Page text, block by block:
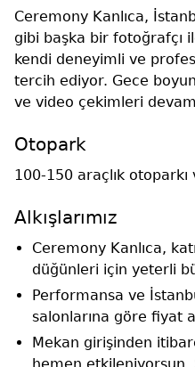
Ceremony Kanlıca,
gibi başka bir fotoğrafçı
kendi deneyimli ve
tercih ediyor. Gece
ve video çekimleri
Otopark
100-150 araçlık
Alkışlarımız
Ceremony Kanlıca,
düğünleri için yeterli
Performansa ve
salonlarına göre fiyat
Mekan girişinden
hemen etkileniyorsun.